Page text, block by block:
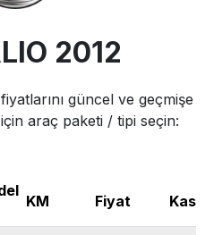
2012
fiyatlarını güncel ve geçmişe
araç paketi / tipi seçin:
KM Fiyat Kasa